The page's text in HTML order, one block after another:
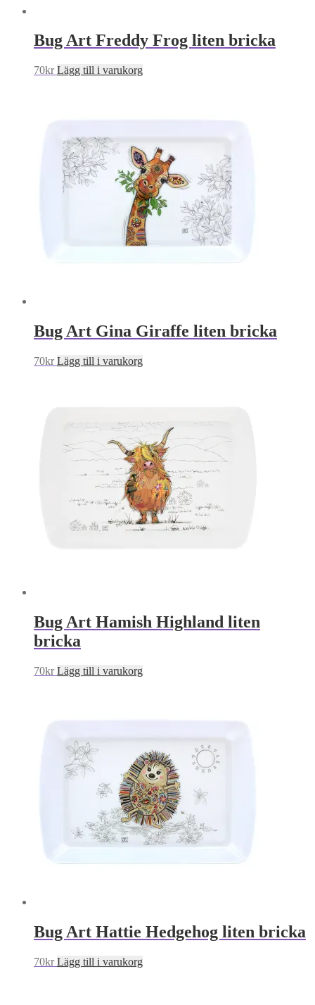
Bug Art Freddy Frog liten bricka
70kr Lägg till i varukorg
Bug Art Gina Giraffe liten bricka
70kr Lägg till i varukorg
Bug Art Hamish Highland liten
bricka
70kr Lägg till i varukorg
Bug Art Hattie Hedgehog liten bricka
70kr Lägg till i varukorg